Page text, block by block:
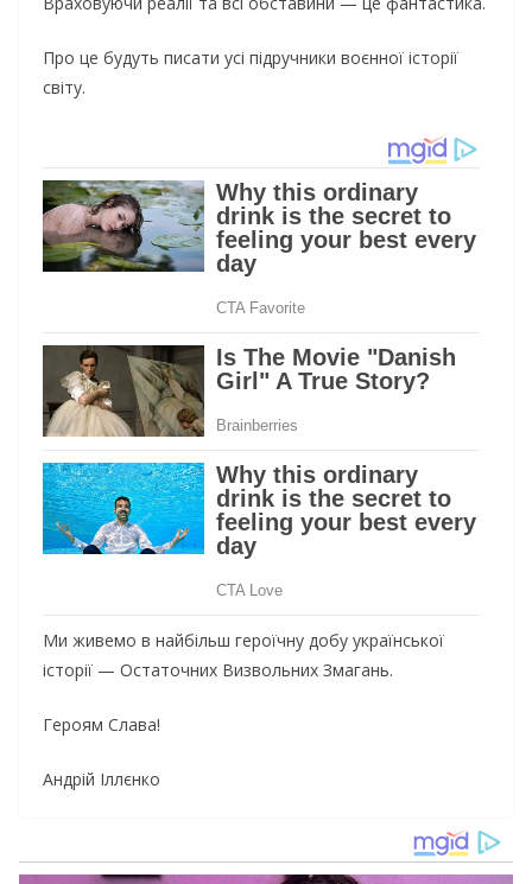
Про це будуть писати усі підручники воєнної історії
світу.
Ми живемо в найбільш героїчну добу української
історії — Остаточних Визвольних Змагань.
Героям Слава!
Андрій Іллєнко